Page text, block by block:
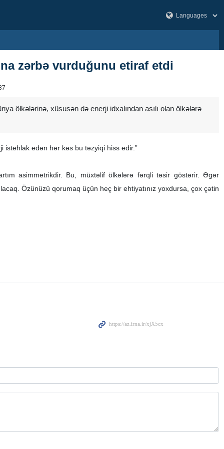
zərbə vurduğunu etiraf etdi
ölkələrinə, xüsusən də enerji idxalından asılı olan ölkələrə
istehlak edən hər kəs bu təzyiqi hiss edir.”
asimmetrikdir. Bu, müxtəlif ölkələrə fərqli təsir göstərir. Əgər
Özünüzü qorumaq üçün heç bir ehtiyatınız yoxdursa, çox çətin